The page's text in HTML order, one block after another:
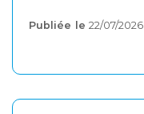
Publiée le 22/07/2026